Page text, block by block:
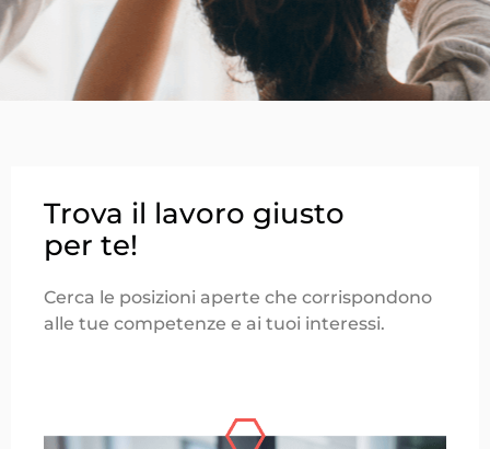
Trova il lavoro giusto
per te!
Cerca le posizioni aperte che corrispondono
alle tue competenze e ai tuoi interessi.